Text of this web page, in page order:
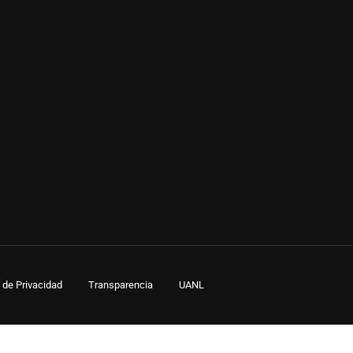
Privacidad Transparencia UANL
UANL?